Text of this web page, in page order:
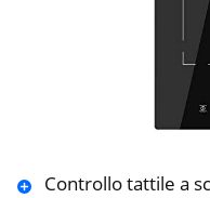
Controllo tattile a